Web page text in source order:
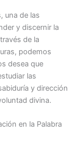
una de las
y discernir la
de la
podemos
desea que
las
y dirección
divina.
en la Palabra